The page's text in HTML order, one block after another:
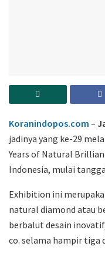
Koranindopos.com –
jadinya yang ke-29
Years of Natural
Indonesia, mulai
Exhibition ini
natural diamond atau
berbalut desain
co. selama hampir tiga